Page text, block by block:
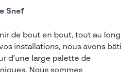
Snef
de bout en bout, tout au long
installations, nous avons bâti
d’une large palette de